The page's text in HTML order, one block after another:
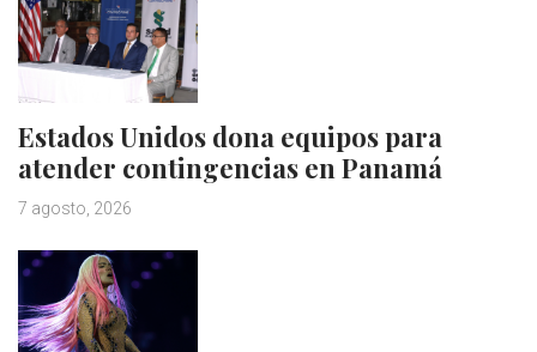
Estados Unidos dona equipos para
atender contingencias en Panamá
7 agosto, 2026